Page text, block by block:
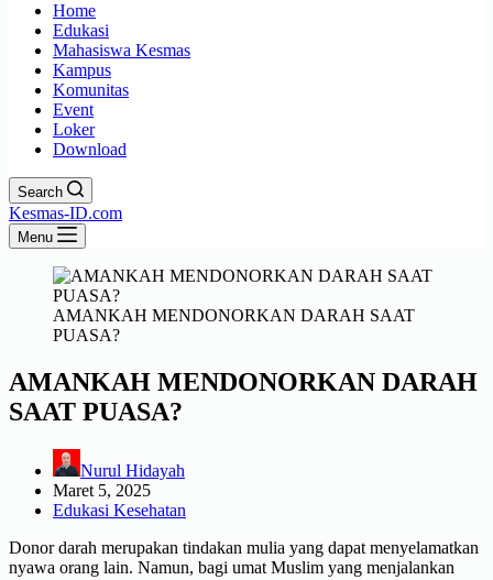
Home
Edukasi
Mahasiswa Kesmas
Kampus
Komunitas
Event
Loker
Download
Search
Kesmas-ID.com
Menu
AMANKAH MENDONORKAN DARAH SAAT
PUASA?
AMANKAH MENDONORKAN DARAH
SAAT PUASA?
Nurul Hidayah
Maret 5, 2025
Edukasi Kesehatan
Donor darah merupakan tindakan mulia yang dapat menyelamatkan
nyawa orang lain. Namun, bagi umat Muslim yang menjalankan